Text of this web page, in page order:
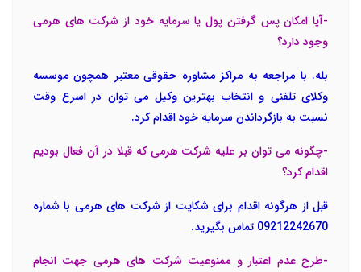
-آیا امکان پس گرفتن پول یا سرمایه خود از شرکت های هرمی
وجود دارد؟
بله. با مراجعه به مراکز مشاوره حقوقی معتبر همچون موسسه
وکلای تلفنی و انتخاب بهترین وکیل می توان در اسرع وقت
نسبت به بازگرداندن سرمایه خود اقدام کرد.
-چگونه می توان بر علیه شرکت هرمی که قبلا در آن فعال بودیم
اقدام کرد؟
قبل از هرگونه اقدام برای شکایت از شرکت های هرمی با شماره
09212242670 تماس بگیرید.
-طرح عدم اعتبار و ممنوعیت شرکت های هرمی جهت انجام